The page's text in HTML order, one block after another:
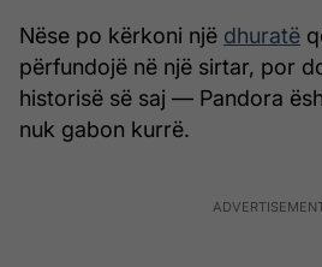
Nëse po kërkoni një dhuratë
përfundojë në një sirtar, por
historisë së saj — Pandora
nuk gabon kurrë.